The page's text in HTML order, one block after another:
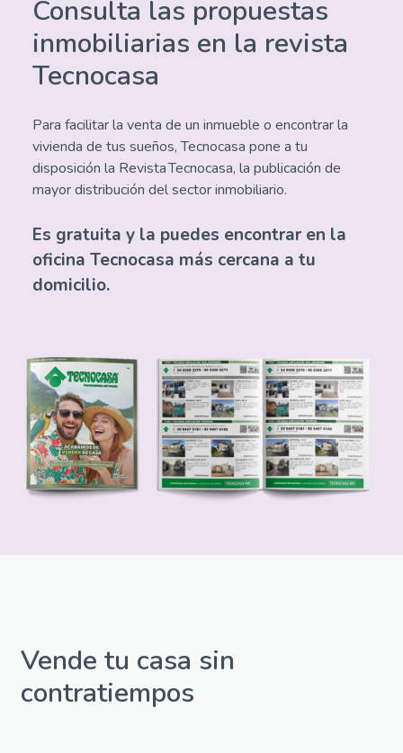
Consulta las propuestas
inmobiliarias en la revista
Tecnocasa
Para facilitar la venta de un inmueble o encontrar la
vivienda de tus sueños, Tecnocasa pone a tu
disposición la Revista Tecnocasa, la publicación de
mayor distribución del sector inmobiliario.
Es gratuita y la puedes encontrar en la
oficina Tecnocasa más cercana a tu
domicilio.
Vende tu casa sin
contratiempos